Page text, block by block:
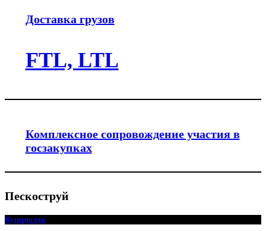
Доставка грузов
FTL, LTL
Комплексное сопровождение участия в
госзакупках
Пескоструй
Купершлак